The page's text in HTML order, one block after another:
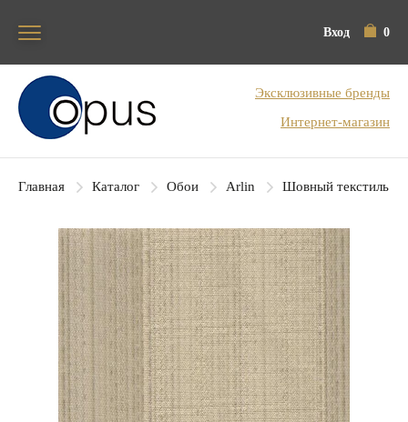
Вход 0
Блок поиска
Эксклюзивные бренды
Интернет-магазин
Главная Каталог Обои Arlin Шовный текстиль